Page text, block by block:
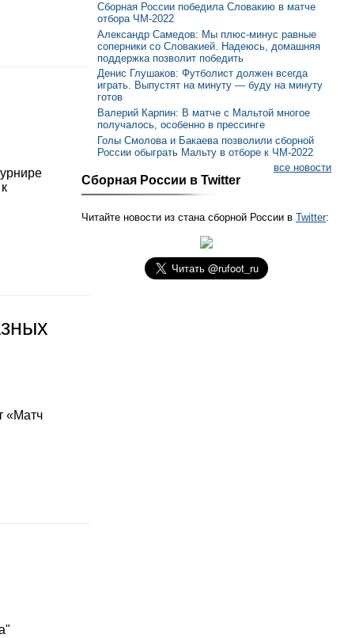
«Матч
Сборная России победила Словакию в матче
отбора ЧМ-2022
Александр Самедов: Мы плюс-минус равные
соперники со Словакией. Надеюсь, домашняя
поддержка позволит победить
Денис Глушаков: Футболист должен всегда
играть. Выпустят на минуту — буду на минуту
готов
Валерий Карпин: В матче с Мальтой многое
получалось, особенно в прессинге
Голы Смолова и Бакаева позволили сборной
России обыграть Мальту в отборе к ЧМ-2022
все новости
Сборная России в Twitter
Читайте новости из стана сборной России в Twitter: